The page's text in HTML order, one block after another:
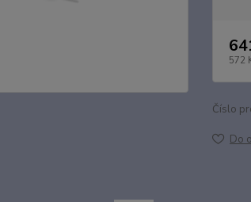
572
Číslo
Do